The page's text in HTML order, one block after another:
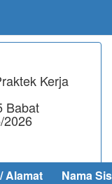
Kerja
Babat
2026
Alamat
Nama